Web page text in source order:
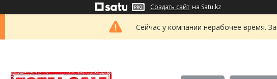
Создать сайт на Satu.kz
Сейчас у компании нерабочее время.